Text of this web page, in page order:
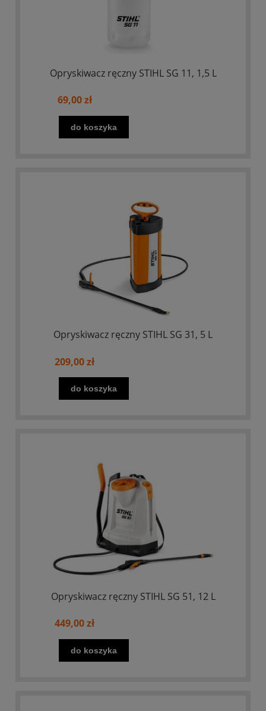
Opryskiwacz ręczny STIHL SG 11, 1,5 L
69,00 zł
do koszyka
Opryskiwacz ręczny STIHL SG 31, 5 L
209,00 zł
do koszyka
Opryskiwacz ręczny STIHL SG 51, 12 L
449,00 zł
do koszyka